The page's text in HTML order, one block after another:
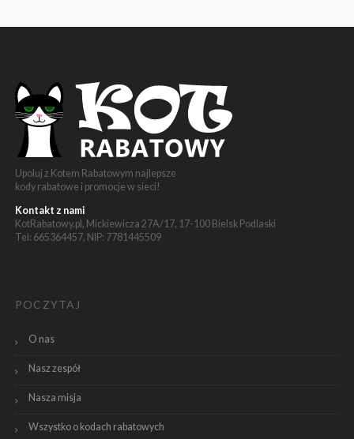
Upoluj z Kotem Rabatowym najlepsze
kody rabatowe i promocje w sieci!
Kontakt z nami
KotRabatowy.pl, Mickiewicza 27A/17, 17-100 Bielsk Podlaski
Tel: 665364457, NIP: 7781445509
POCZYTAJ
O nas
Nasz zespół
Nasza misja
Wszystko o kodach rabatowych